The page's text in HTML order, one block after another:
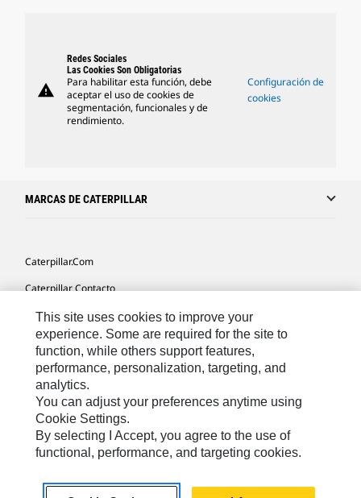
warning
Redes Sociales
Las Cookies Son Obligatorias
Para habilitar esta función, debe
aceptar el uso de cookies de
segmentación, funcionales y de
rendimiento.
Configuración de
cookies
MARCAS DE CATERPILLAR
Caterpillar.com
Caterpillar Contacto
Mis Preferencias De Marketing
Site Map
Cookie Settings
Legal
Privacy
US- Español© 2026 Caterpillar. Todos los derechos reservados.
This site uses cookies to improve your
experience. Some are required for the site to
function, while others support features,
performance, personalization, targeting, and
analytics.
You can adjust your preferences anytime using
Cookie Settings.
By selecting I Accept, you agree to the use of
functional, performance, and targeting cookies.